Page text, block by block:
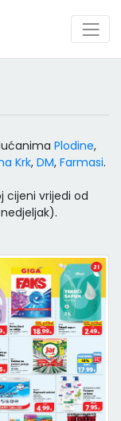
Plodine,
Krk, DM, Farmasi.
cijeni vrijedi od